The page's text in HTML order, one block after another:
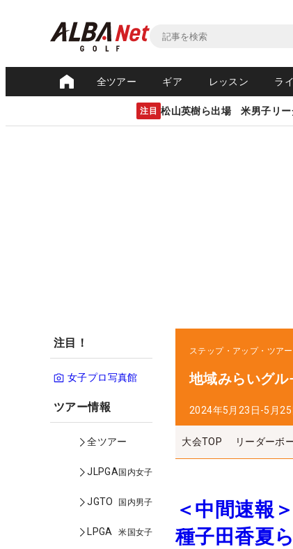
全ツアー ギア レッスン ラ
注目 松山英樹ら出場 米男子リー
注目！
女子プロ写真館
ツアー情報
全ツアー
JLPGA国内女子
JGTO 国内男子
LPGA 米国女子
ステップ・アップ・ツアー
地域みらいグ
2024年5月23日-5月
大会TOP リーダーボ
＜中間速報
種子田香夏